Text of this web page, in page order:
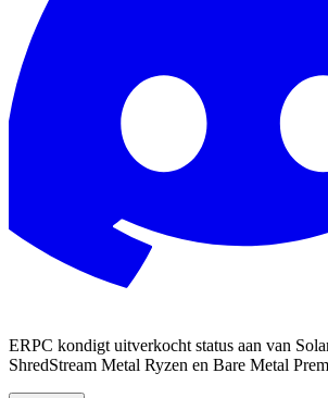
ERPC kondigt uitverkocht status aan van
ShredStream Metal Ryzen en Bare Metal